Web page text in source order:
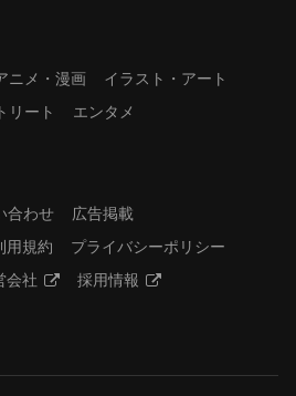
ニメ・漫画
イラスト・アート
リート エンタメ
合わせ
広告掲載
用規約
プライバシーポリシー
会社 採用情報